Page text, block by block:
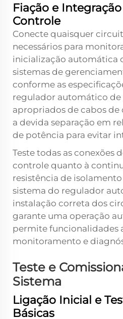
Fiação e
Controle
Conecte quaisquer
necessários para
inicialização automática
sistemas de
conforme as
regulador automático de
apropriados de cabos
a devida separação em
de potência para evitar
Teste todas as conexões
controle quanto à
resistência de
sistema do regulador
instalação correta dos
garante uma operação
permite funcionalidades
monitoramento e
Teste e
Sistema
Ligação Inicial e
Básicas